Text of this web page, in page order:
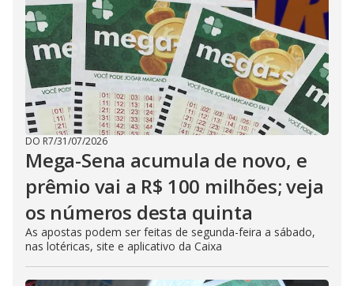
DO R7/31/07/2026
Mega-Sena acumula de novo, e
prêmio vai a R$ 100 milhões; veja
os números desta quinta
As apostas podem ser feitas de segunda-feira a sábado,
nas lotéricas, site e aplicativo da Caixa